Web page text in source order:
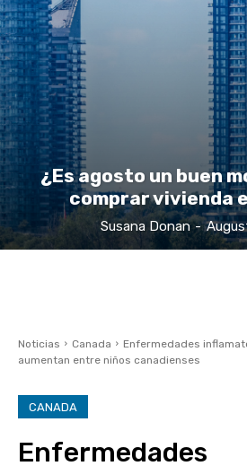
¿Es agosto un buen
comprar vivienda
Susana Donan -